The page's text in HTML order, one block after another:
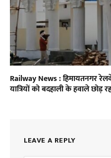
Railway News : हिमायतनगर
यात्रियों को बदहाली के हवाले छोड़
LEAVE A REPLY